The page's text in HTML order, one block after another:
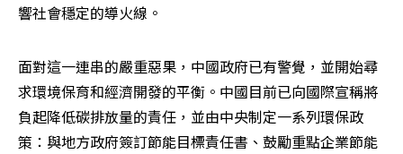
響社會穩定的導火線。
面對這一連串的嚴重惡果，中國政府已有警覺，並開始尋
求環境保育和經濟開發的平衡。中國目前已向國際宣稱將
負起降低碳排放量的責任，並由中央制定一系列環保政
策：與地方政府簽訂節能目標責任書、鼓勵重點企業節能